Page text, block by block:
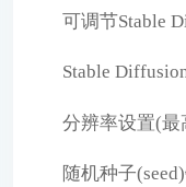
可调节Stable
Stable
分辨率设置(最
随机种子